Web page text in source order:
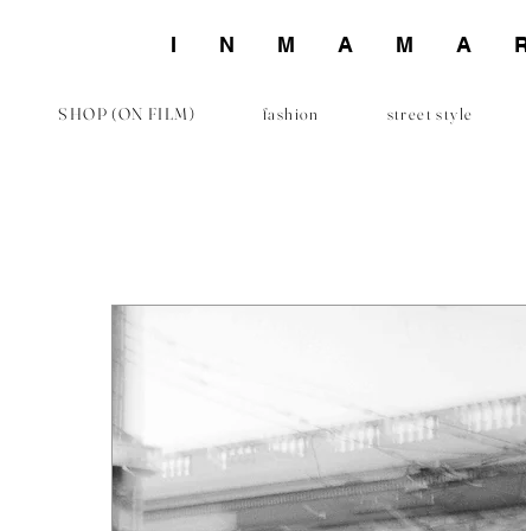
SHOP (ON FILM) fashion street style